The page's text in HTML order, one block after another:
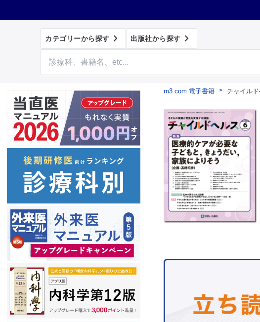
カテゴリーから探す  出版社から探す 
m3.com 電子書籍 チャイル